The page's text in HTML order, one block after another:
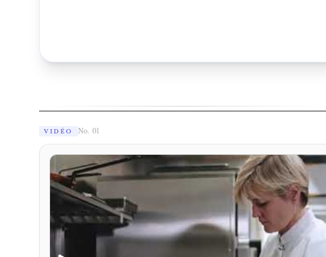
VIDÉO No. 01